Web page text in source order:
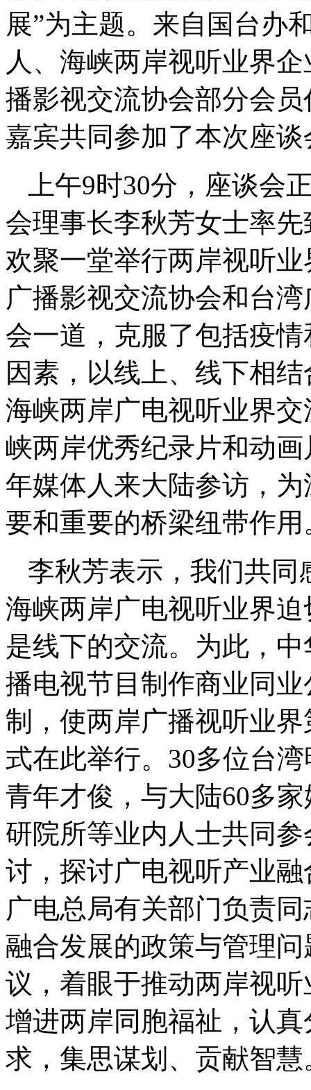
展”为主题。来自国台办
人、海峡两岸视听业界
播影视交流协会部分会
嘉宾共同参加了本次座谈
上午9时30分，座谈会
会理事长李秋芳女士率
欢聚一堂举行两岸视听
广播影视交流协会和台
会一道，克服了包括疫
因素，以线上、线下相
海峡两岸广电视听业界
峡两岸优秀纪录片和动
年媒体人来大陆参访，
要和重要的桥梁纽带作用
李秋芳表示，我们共同
海峡两岸广电视听业界
是线下的交流。为此，
播电视节目制作商业同
制，使两岸广播视听业
式在此举行。30多位台
青年才俊，与大陆60多
研院所等业内人士共同
讨，探讨广电视听产业
广电总局有关部门负责
融合发展的政策与管理
议，着眼于推动两岸视
增进两岸同胞福祉，认
求，集思谋划、贡献智慧